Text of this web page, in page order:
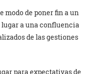
modo de poner fin a un
a una confluencia
de las gestiones
para expectativas de